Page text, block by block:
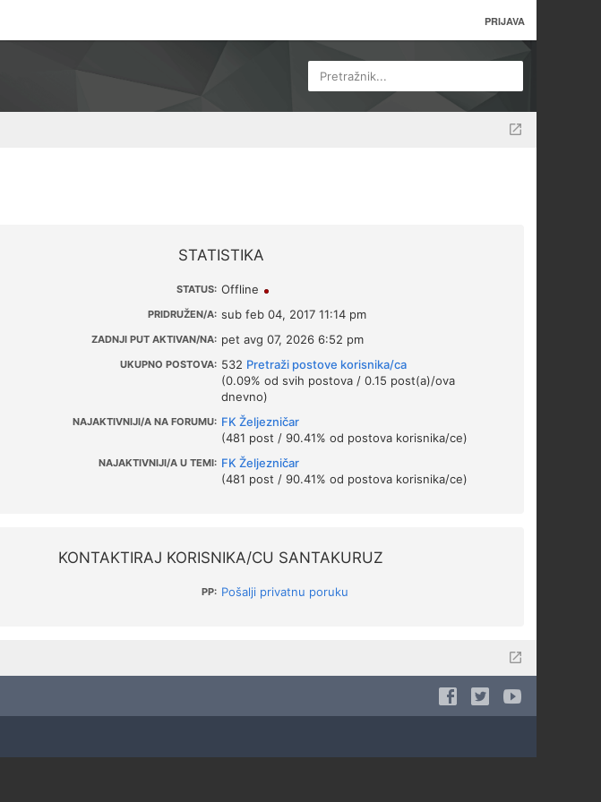
PRIJAVA
Pretražnik...
STATISTIKA
STATUS: Offline
PRIDRUŽEN/A: sub feb 04, 2017 11:14 pm
ZADNJI PUT AKTIVAN/NA: pet avg 07, 2026 6:52 pm
UKUPNO POSTOVA: 532 Pretraži postove korisnika/ca
(0.09% od svih postova / 0.15 post(a)/ova
dnevno)
NAJAKTIVNIJI/A NA FORUMU: FK Željezničar
(481 post / 90.41% od postova korisnika/ce)
NAJAKTIVNIJI/A U TEMI: FK Željezničar
(481 post / 90.41% od postova korisnika/ce)
KONTAKTIRAJ KORISNIKA/CU SANTAKURUZ
PP: Pošalji privatnu poruku